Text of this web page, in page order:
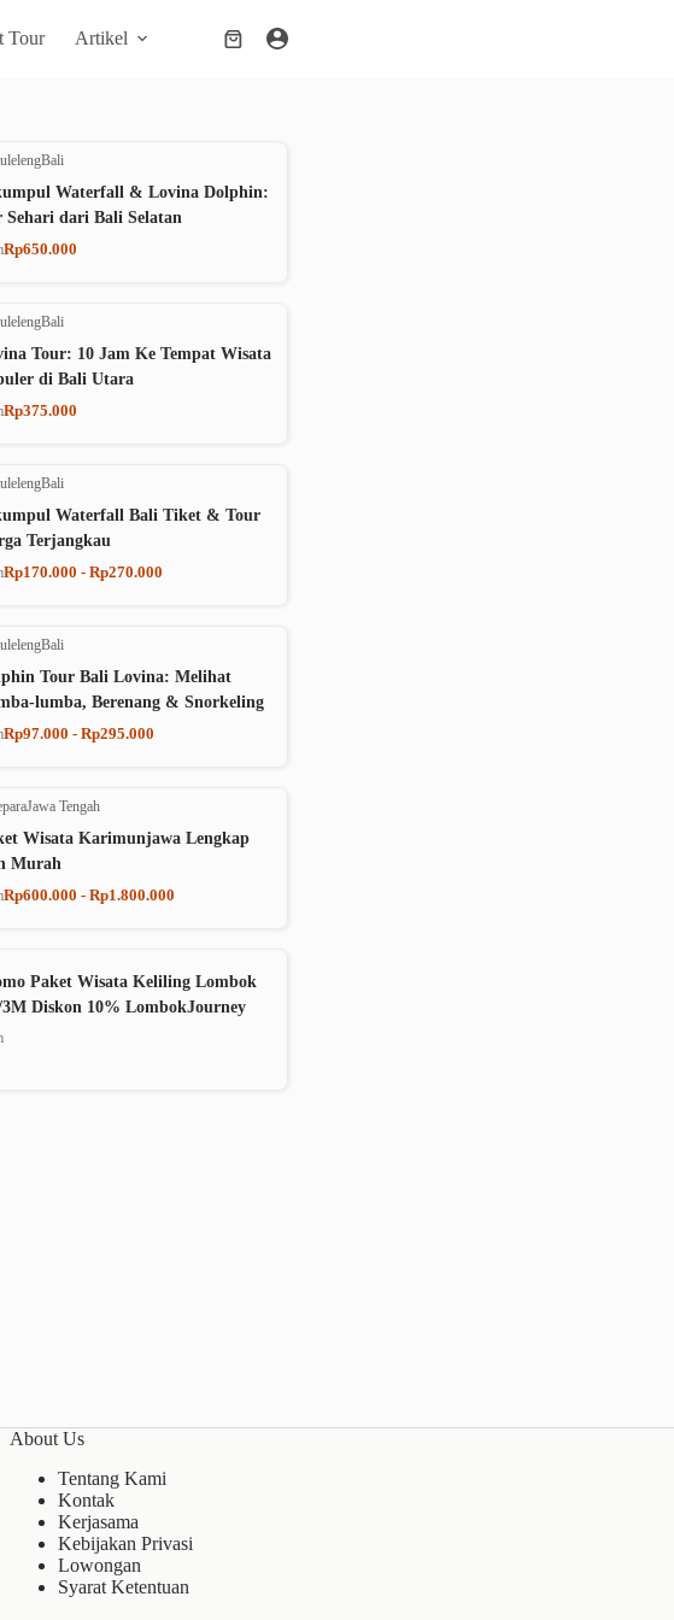
Tour Artikel
Shopping
Bali
Waterfall & Lovina Dolphin:
Sehari dari Bali Selatan
Rp650.000
Bali
Tour: 10 Jam Ke Tempat Wisata
di Bali Utara
Rp375.000
Bali
Waterfall Bali Tiket & Tour
Terjangkau
Rp170.000 - Rp270.000
Bali
Tour Bali Lovina: Melihat
lumba, Berenang & Snorkeling
Rp97.000 - Rp295.000
Jawa Tengah
Wisata Karimunjawa Lengkap
Murah
Rp600.000 - Rp1.800.000
Paket Wisata Keliling Lombok
Diskon 10% LombokJourney
About Us
Tentang Kami
Kontak
Kerjasama
Kebijakan Privasi
Lowongan
Syarat Ketentuan